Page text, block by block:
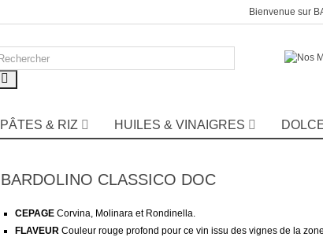
Bienvenue sur
PÂTES & RIZ HUILES & VINAIGRES
BARDOLINO CLASSICO DOC
CEPAGE Corvina, Molinara et Rondinella.
FLAVEUR Couleur rouge profond pour ce vin issu des vignes de la